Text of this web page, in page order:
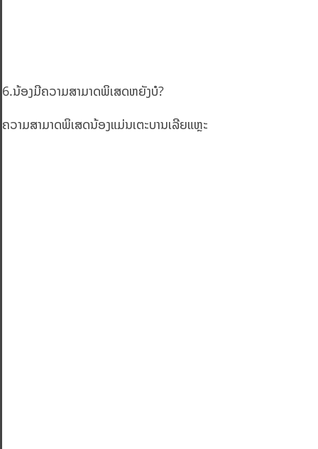
6.ນ້ອງມີຄວາມສາມາດພິເສດຫຍັງບໍ?
ຄວາມສາມາດພິເສດນ້ອງແມ່ນເຕະບານເລີຍແຫຼະ